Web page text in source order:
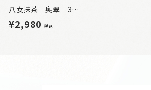
八女抹茶 奥翠 30g（缶入）【OKUMIDORI】
¥2,980税込